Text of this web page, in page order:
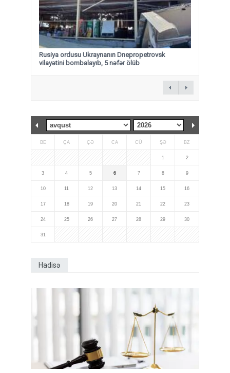
Rusiya ordusu Ukraynanın Dnepropetrovsk
vilayətini bombalayıb, 5 nəfər ölüb
BE ÇA ÇƏ CA CÜ ŞƏ BZ
1 2
3 4 5 6 7 8 9
10 11 12 13 14 15 16
17 18 19 20 21 22 23
24 25 26 27 28 29 30
31
Hadisə